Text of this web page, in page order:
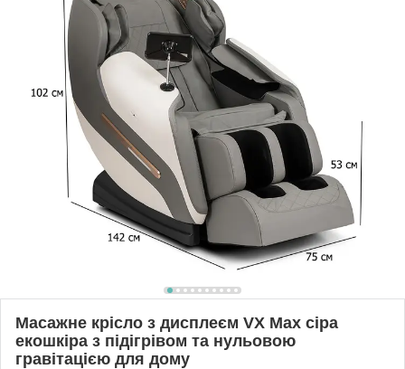
Масажне крісло з дисплеєм VX Max сіра
екошкіра з підігрівом та нульовою
гравітацією для дому